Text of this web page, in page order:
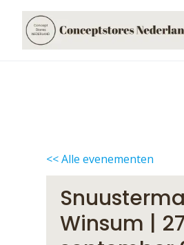
content
<< Alle evenementen
Winsum | 27